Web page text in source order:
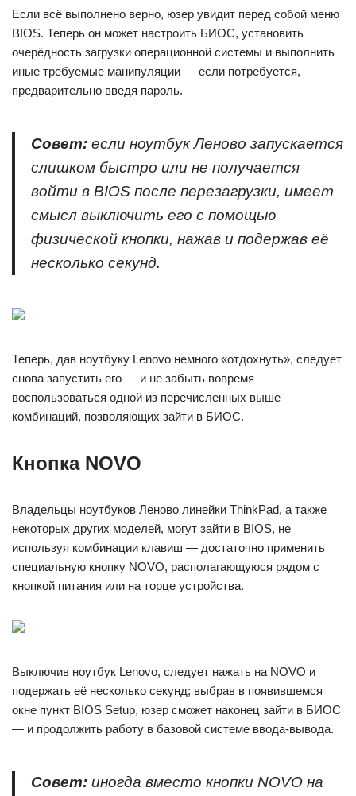
Если всё выполнено верно, юзер увидит перед собой меню
BIOS. Теперь он может настроить БИОС, установить
очерёдность загрузки операционной системы и выполнить
иные требуемые манипуляции — если потребуется,
предварительно введя пароль.
Совет: если ноутбук Леново запускается
слишком быстро или не получается
войти в BIOS после перезагрузки, имеет
смысл выключить его с помощью
физической кнопки, нажав и подержав её
несколько секунд.
Теперь, дав ноутбуку Lenovo немного «отдохнуть», следует
снова запустить его — и не забыть вовремя
воспользоваться одной из перечисленных выше
комбинаций, позволяющих зайти в БИОС.
Кнопка NOVO
Владельцы ноутбуков Леново линейки ThinkPad, а также
некоторых других моделей, могут зайти в BIOS, не
используя комбинации клавиш — достаточно применить
специальную кнопку NOVO, располагающуюся рядом с
кнопкой питания или на торце устройства.
Выключив ноутбук Lenovo, следует нажать на NOVO и
подержать её несколько секунд; выбрав в появившемся
окне пункт BIOS Setup, юзер сможет наконец зайти в БИОС
— и продолжить работу в базовой системе ввода-вывода.
Совет: иногда вместо кнопки NOVO на